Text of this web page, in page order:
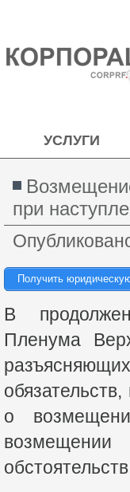
УСЛУГИ
при
Получить
В
Пленума
о
возмещении